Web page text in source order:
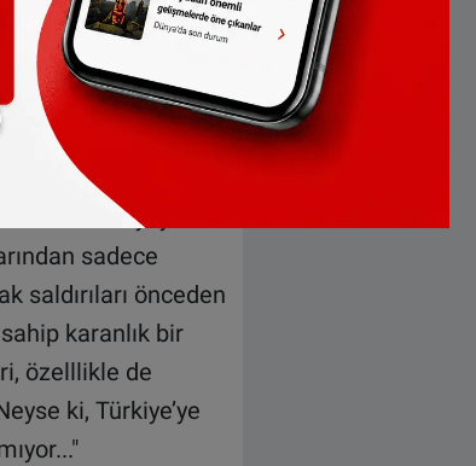
hatırlatan
geri
basın yayın
sadece
saldırıları önceden
karanlık bir
özelllikle de
ki, Türkiye’ye